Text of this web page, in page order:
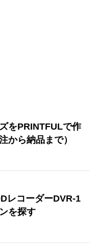
をPRINTFULで作
から納品まで）
レコーダーDVR-1
を探す